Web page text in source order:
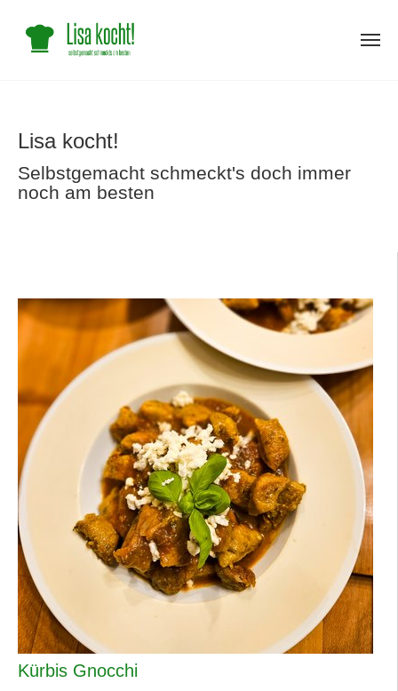
main
content
Lisa kocht!
Selbstgemacht schmeckt's doch immer
noch am besten
Kürbis Gnocchi